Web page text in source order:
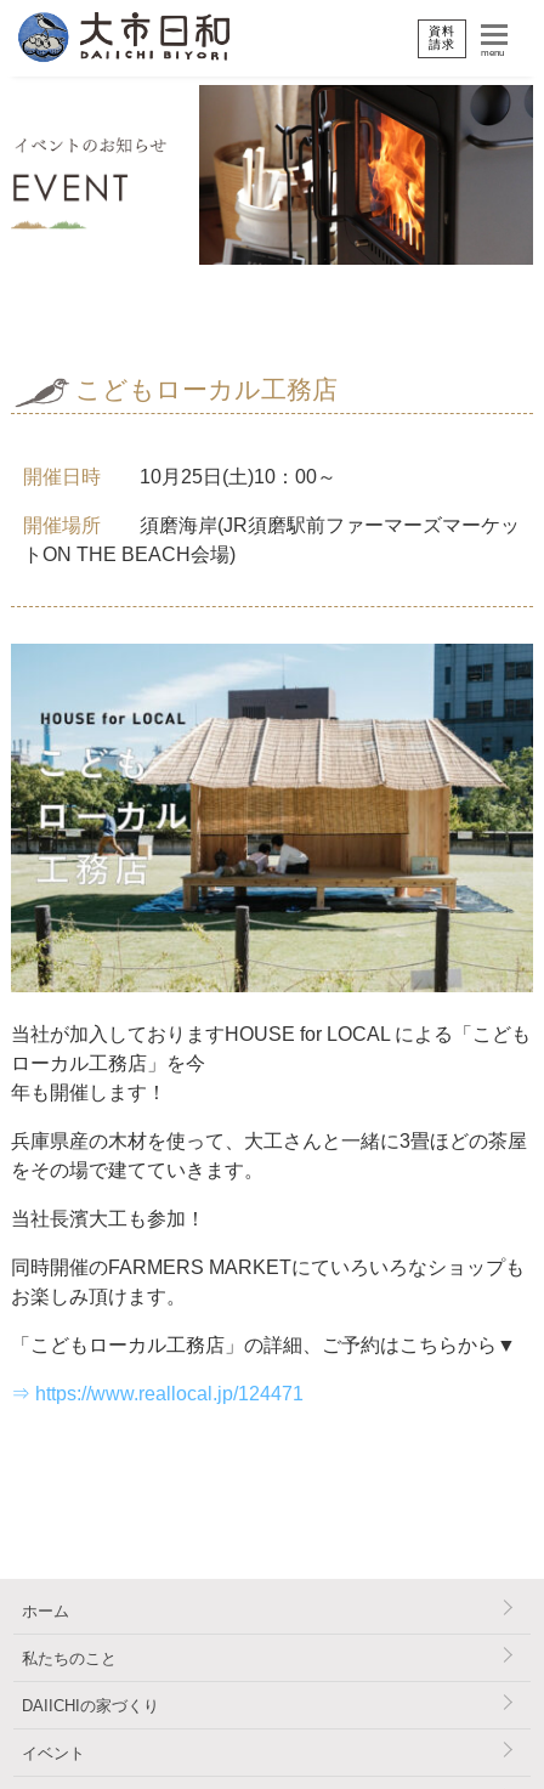
資料
請求
menu
こどもローカル工務店
開催日時 10月25日(土)10：00～
開催場所
須磨海岸(JR須磨駅前ファーマーズマーケッ
トON THE BEACH会場)
当社が加入しておりますHOUSE for LOCAL による「こども
ローカル工務店」を今
年も開催します！
兵庫県産の木材を使って、大工さんと一緒に3畳ほどの茶屋
をその場で建てていきます。
当社長濱大工も参加！
同時開催のFARMERS MARKETにていろいろなショップも
お楽しみ頂けます。
「こどもローカル工務店」の詳細、ご予約はこちらから▼
⇒ https://www.reallocal.jp/124471
ホーム
私たちのこと
DAIICHIの家づくり
イベント